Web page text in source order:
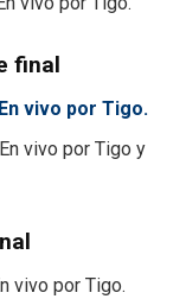
final
vivo por Tigo.
vivo por Tigo y
vivo por Tigo.